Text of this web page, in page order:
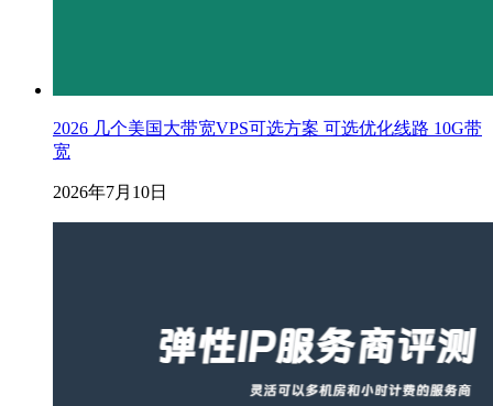
2026 几个美国大带宽VPS可选方案 可选优化线路 10G带
宽
2026年7月10日